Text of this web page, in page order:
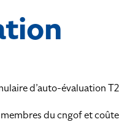
d’auto-évaluation
du cngof et